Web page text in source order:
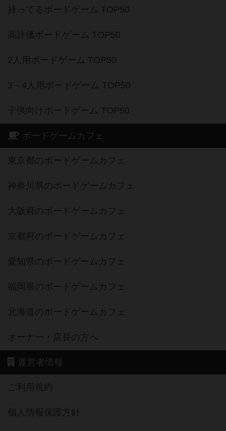
持ってるボードゲーム TOP50
高評価ボードゲーム TOP50
2人用ボードゲーム TOP50
3～4人用ボードゲーム TOP50
子供向けボードゲーム TOP50
ボードゲームカフェ
東京都のボードゲームカフェ
神奈川県のボードゲームカフェ
大阪府のボードゲームカフェ
京都府のボードゲームカフェ
愛知県のボードゲームカフェ
福岡県のボードゲームカフェ
北海道のボードゲームカフェ
オーナー・店長の方へ
運営者情報
ご利用規約
個人情報保護方針